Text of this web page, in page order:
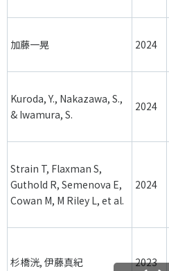
加藤一晃 2024
Kuroda, Y., Nakazawa, S.,
& Iwamura, S.
2024
Strain T, Flaxman S,
Guthold R, Semenova E,
Cowan M, M Riley L, et al.
2024
杉橋洸, 伊藤真紀 2023